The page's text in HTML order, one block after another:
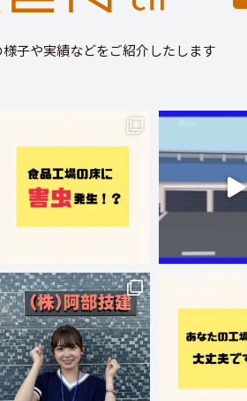
子や実績などをご紹介したします